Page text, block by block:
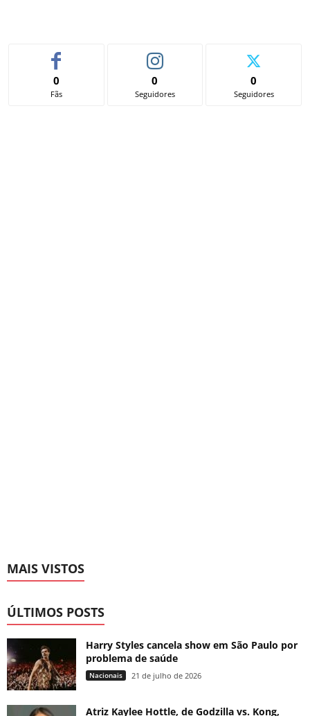
0
Fãs
0
Seguidores
0
Seguidores
MAIS VISTOS
ÚLTIMOS POSTS
Harry Styles cancela show em São Paulo por
problema de saúde
Nacionais 21 de julho de 2026
Atriz Kaylee Hottle, de Godzilla vs. Kong,